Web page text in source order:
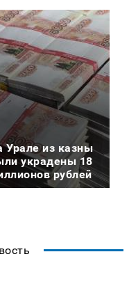
Урале из казны
украдены 18
рублей